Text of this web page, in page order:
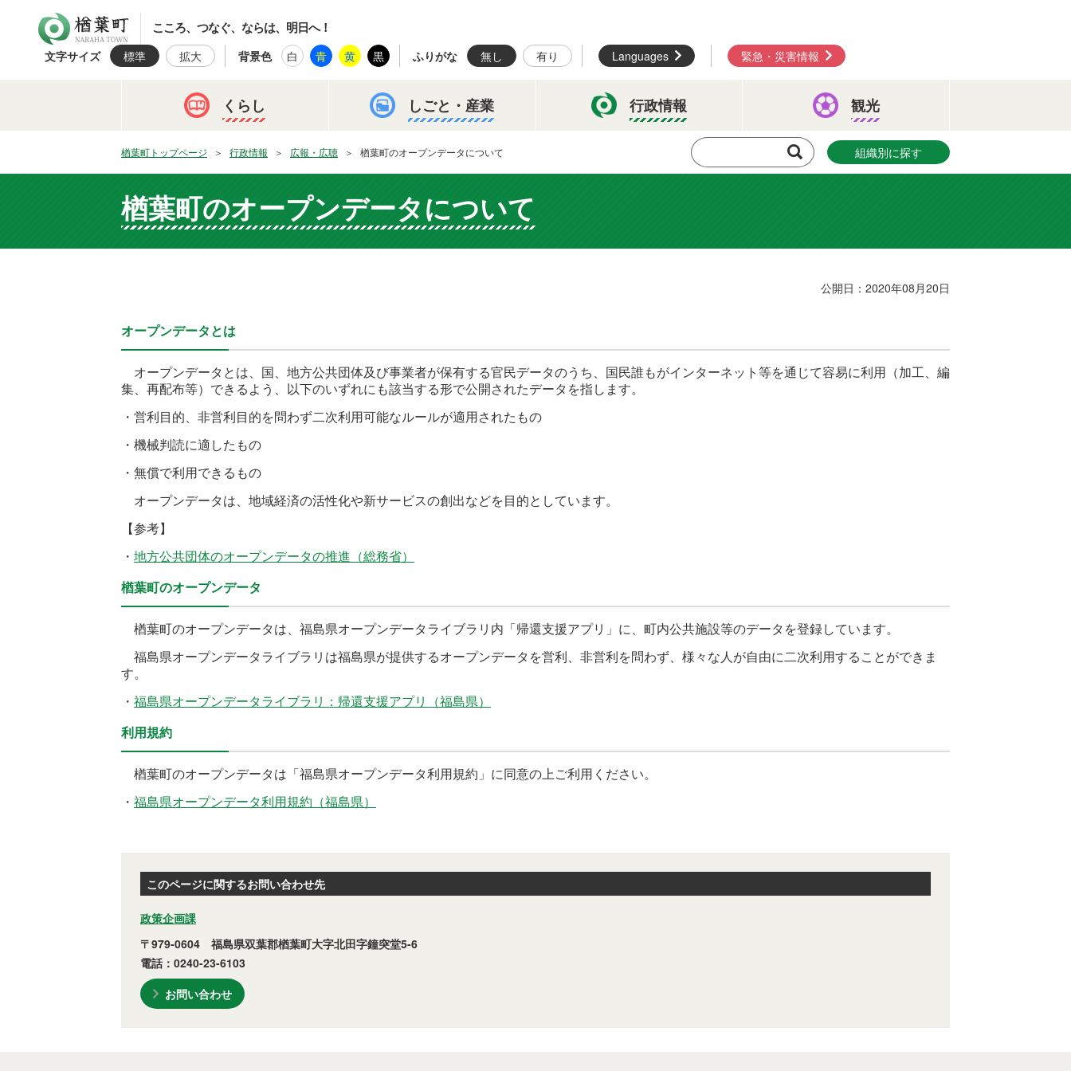
楢葉町こころ、つなぐ、ならは、明日へ！
文字サイズ 標準 拡大 背景色 白 青 黄 黒 ふりがな 無し 有り Languages 緊急・災害情報
くらし しごと・ 産業 行政情報 観光
楢葉町トップページ 行政情報 広報・広聴 楢葉町のオープンデータについて 組織別に探す
楢葉町のオープンデータについて
公開日：2020年08月20日
オープンデータとは
オープンデータとは、国、地方公共団体及び事業者が保有する官民データのうち、国民誰もがインターネット等を通じて容易に利用（加工、編
集、再配布等）できるよう、以下のいずれにも該当する形で公開されたデータを指します。
・営利目的、非営利目的を問わず二次利用可能なルールが適用されたもの
・機械判読に適したもの
・無償で利用できるもの
オープンデータは、地域経済の活性化や新サービスの創出などを目的としています。
【参考】
・ 地方公共団体のオープンデータの推進（総務省）
楢葉町のオープンデータ
楢葉町のオープンデータは、福島県オープンデータライブラリ内「帰還支援アプリ」に、町内公共施設等のデータを登録しています。
福島県オープンデータライブラリは福島県が提供するオープンデータを営利、非営利を問わず、様々な人が自由に二次利用することができま
す。
・ 福島県オープンデータライブラリ：帰還支援アプリ（福島県）
利用規約
楢葉町のオープンデータは「福島県オープンデータ利用規約」に同意の上ご利用ください。
・ 福島県オープンデータ利用規約（福島県）
このページに関するお問い合わせ先
政策企画課
〒979-0604 福島県双葉郡楢葉町大字北田字鐘突堂5-6
電話：0240-23-6103
お問い合わせ